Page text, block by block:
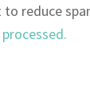
reduce